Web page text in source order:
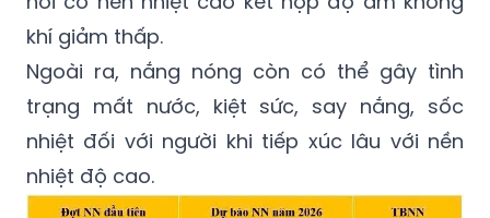
khí giảm thấp.
Ngoài ra, nắng nóng còn có thể gây tình
trạng mất nước, kiệt sức, say nắng, sốc
nhiệt đối với người khi tiếp xúc lâu với nền
nhiệt độ cao.